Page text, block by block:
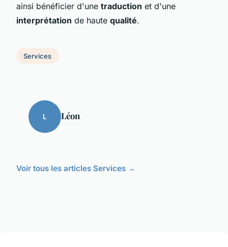
ainsi bénéficier d'une traduction et d'une
interprétation de haute qualité.
Services
L Léon
Voir tous les articles Services →